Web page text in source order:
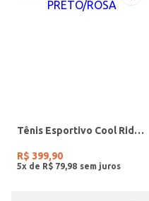
Tênis Esportivo Cool Ride 3 Mizuno Feminino PRETO/ROSA
R$ 399,90
5x de R$ 79 98